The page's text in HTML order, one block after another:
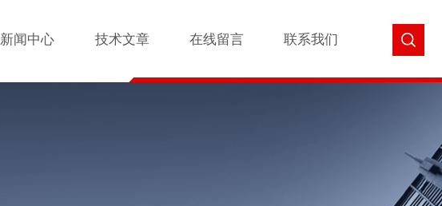
新闻中心 技术文章 在线留言 联系我们